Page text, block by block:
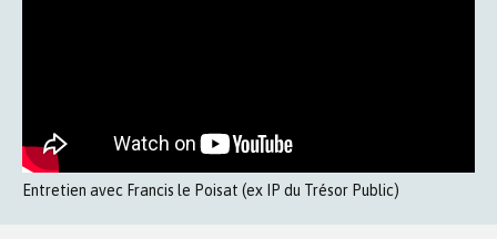
Entretien avec Francis le Poisat (ex IP du Trésor Public)